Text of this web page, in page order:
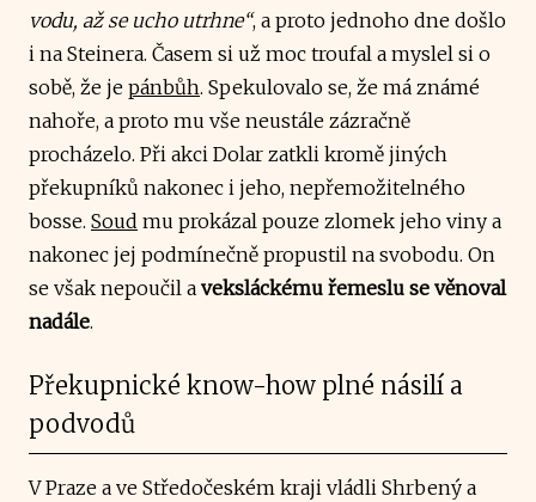
vodu, až se ucho utrhne“, a proto jednoho dne došlo
i na Steinera. Časem si už moc troufal a myslel si o
sobě, že je pánbůh. Spekulovalo se, že má známé
nahoře, a proto mu vše neustále zázračně
procházelo. Při akci Dolar zatkli kromě jiných
překupníků nakonec i jeho, nepřemožitelného
bosse. Soud mu prokázal pouze zlomek jeho viny a
nakonec jej podmínečně propustil na svobodu. On
se však nepoučil a veksláckému řemeslu se věnoval
nadále.
Překupnické know-how plné násilí a
podvodů
V Praze a ve Středočeském kraji vládli Shrbený a